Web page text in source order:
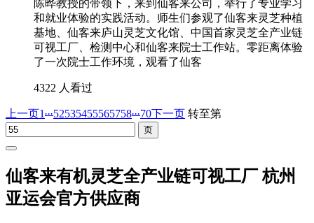
陈晔教授的带领下，来到仙客来公司，举行了专业学习
和就业体验的实践活动。师生们参观了仙客来灵芝种植
基地、仙客来庐山灵芝文化馆、中国首家灵芝全产业链
可视工厂、检测中心和仙客来院士工作站。零距离体验
了一次院士工作环境，观看了仙客
4322 人看过
上一页1...52535455565758...70下一页 转至第
仙客来有机灵芝全产业链可视工厂 杭州
亚运会官方供应商